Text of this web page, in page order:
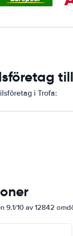
i Trofa:
9.1/10 av 12842